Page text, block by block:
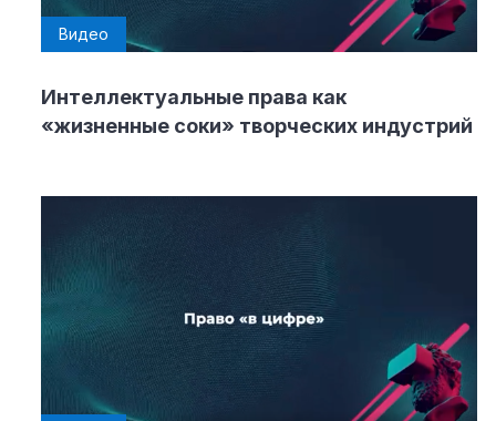
Видео
Интеллектуальные права как
«жизненные соки» творческих индустрий